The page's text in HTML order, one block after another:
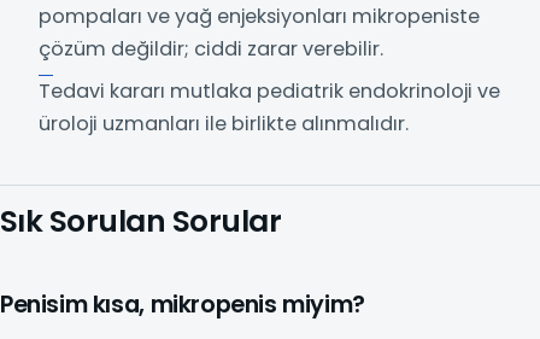
pompaları ve yağ enjeksiyonları mikropeniste
çözüm değildir; ciddi zarar verebilir.
Tedavi kararı mutlaka pediatrik endokrinoloji ve
üroloji uzmanları ile birlikte alınmalıdır.
Sık Sorulan Sorular
Penisim kısa, mikropenis miyim?